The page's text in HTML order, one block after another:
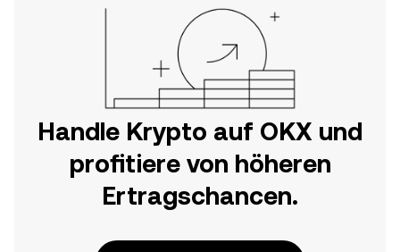
Handle Krypto auf OKX und
profitiere von höheren
Ertragschancen.